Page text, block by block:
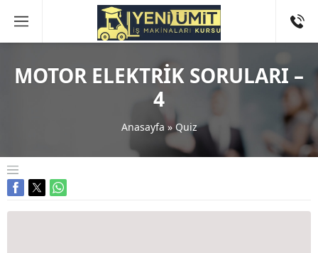
MOTOR ELEKTRİK SORULARI –
4
Anasayfa»Quiz